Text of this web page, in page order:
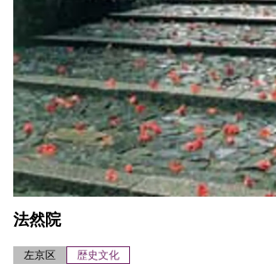
法然院
左京区 歴史文化